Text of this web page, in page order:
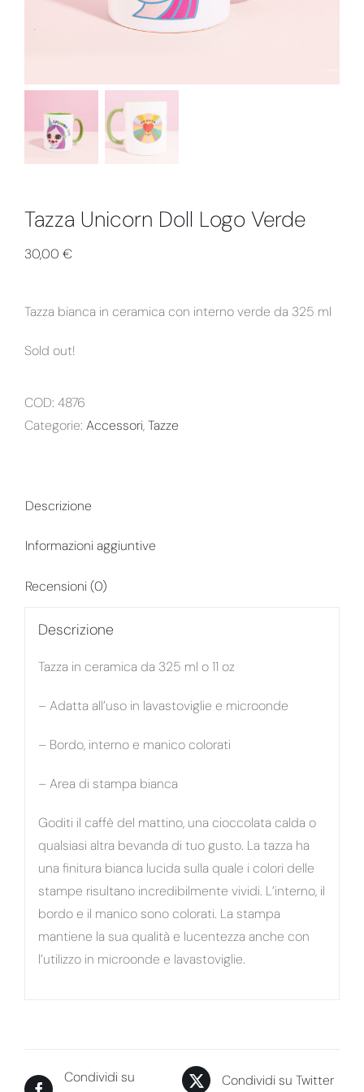
Collabs
Tazza Unicorn Doll Logo Verde
30,00 €
Tazza bianca in ceramica con interno verde da 325 ml
Sold out!
COD: 4876
Categorie: Accessori,Tazze
Descrizione
Informazioni aggiuntive
Recensioni (0)
Descrizione
Tazza in ceramica da 325 ml o 11 oz
– Adatta all’uso in lavastoviglie e microonde
– Bordo, interno e manico colorati
– Area di stampa bianca
Goditi il caffè del mattino, una cioccolata calda o
qualsiasi altra bevanda di tuo gusto. La tazza ha
una finitura bianca lucida sulla quale i colori delle
stampe risultano incredibilmente vividi. L’interno, il
bordo e il manico sono colorati. La stampa
mantiene la sua qualità e lucentezza anche con
l’utilizzo in microonde e lavastoviglie.
Condividi su
Condividi su Twitter